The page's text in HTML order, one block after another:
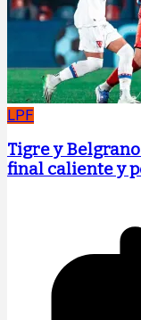
LPF
Tigre y
final caliente y